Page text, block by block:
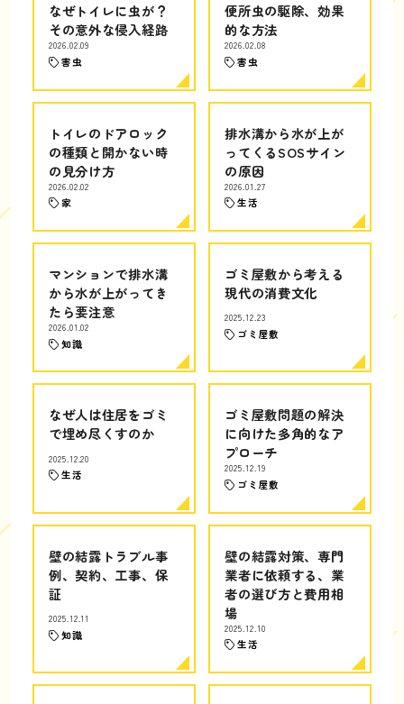
なぜトイレに虫が？
その意外な侵入経路
2026.02.09
害虫
便所虫の駆除、効果
的な方法
2026.02.08
害虫
トイレのドアロック
の種類と開かない時
の見分け方
2026.02.02
家
排水溝から水が上が
ってくるSOSサイン
の原因
2026.01.27
生活
マンションで排水溝
から水が上がってき
たら要注意
2026.01.02
知識
ゴミ屋敷から考える
現代の消費文化
2025.12.23
ゴミ屋敷
なぜ人は住居をゴミ
で埋め尽くすのか
2025.12.20
生活
ゴミ屋敷問題の解決
に向けた多角的なア
プローチ
2025.12.19
ゴミ屋敷
壁の結露トラブル事
例、契約、工事、保
証
2025.12.11
知識
壁の結露対策、専門
業者に依頼する、業
者の選び方と費用相
場
2025.12.10
生活